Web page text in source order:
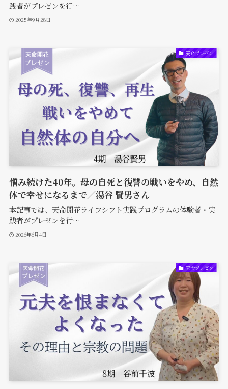
践者がプレゼンを行…
2025年9月28日
天命プレゼン
憎み続けた40年。母の自死と復讐の戦いをやめ、自然
体で幸せになるまで／湯谷 賢男さん
本記事では、天命開花ライフシフト実践プログラムの体験者・実
践者がプレゼンを行…
2026年6月4日
天命プレゼン